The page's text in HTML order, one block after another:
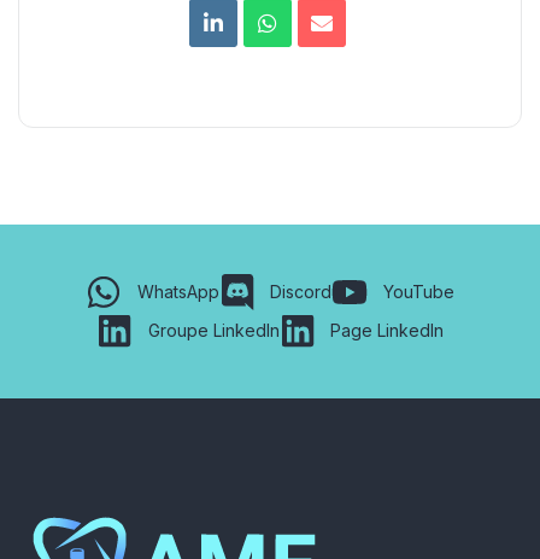
WhatsApp Discord
YouTube
Groupe LinkedIn
Page LinkedIn